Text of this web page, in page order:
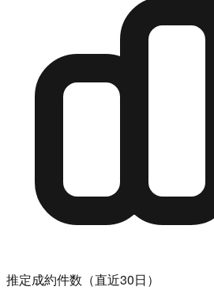
推定成約件数（直近30日）